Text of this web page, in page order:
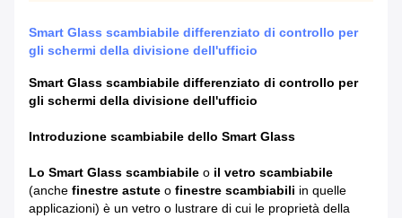
Smart Glass scambiabile differenziato di controllo per
gli schermi della divisione dell'ufficio
Smart Glass scambiabile differenziato di controllo per
gli schermi della divisione dell'ufficio
Introduzione scambiabile dello Smart Glass
Lo Smart Glass scambiabile o il vetro scambiabile
(anche finestre astute o finestre scambiabili in quelle
applicazioni) è un vetro o lustrare di cui le proprietà della